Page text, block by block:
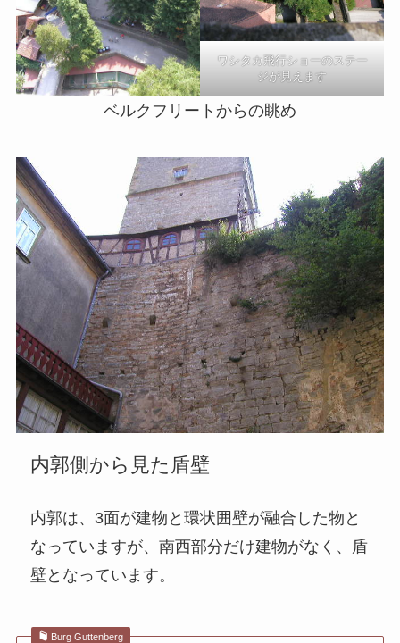
ワシタカ飛行ショーのステー
ジが見えます
ベルクフリートからの眺め
内郭側から見た盾壁
内郭は、3面が建物と環状囲壁が融合した物と
なっていますが、南西部分だけ建物がなく、盾
壁となっています。
Burg Guttenberg